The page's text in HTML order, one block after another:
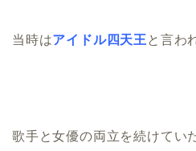
当時はアイドル四天王と言わ
歌手と女優の両立を続けてい